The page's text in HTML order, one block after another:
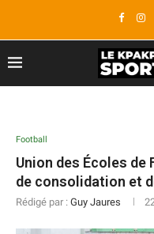
Football
Union des Écoles de
de consolidation et
Rédigé par : Guy Jaures